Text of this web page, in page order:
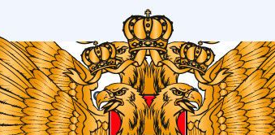
собеседования №12 9
из двух частей, включающих в себя